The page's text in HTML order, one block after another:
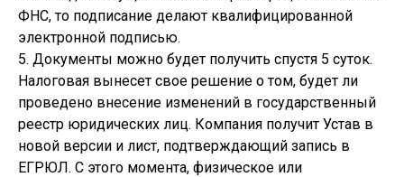
ФНС, то подписание делают квалифицированной
электронной подписью.
5. Документы можно будет получить спустя 5 суток.
Налоговая вынесет свое решение о том, будет ли
проведено внесение изменений в государственный
реестр юридических лиц. Компания получит Устав в
новой версии и лист, подтверждающий запись в
ЕГРЮЛ. С этого момента, физическое или